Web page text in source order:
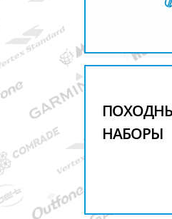
НАБОРЫ